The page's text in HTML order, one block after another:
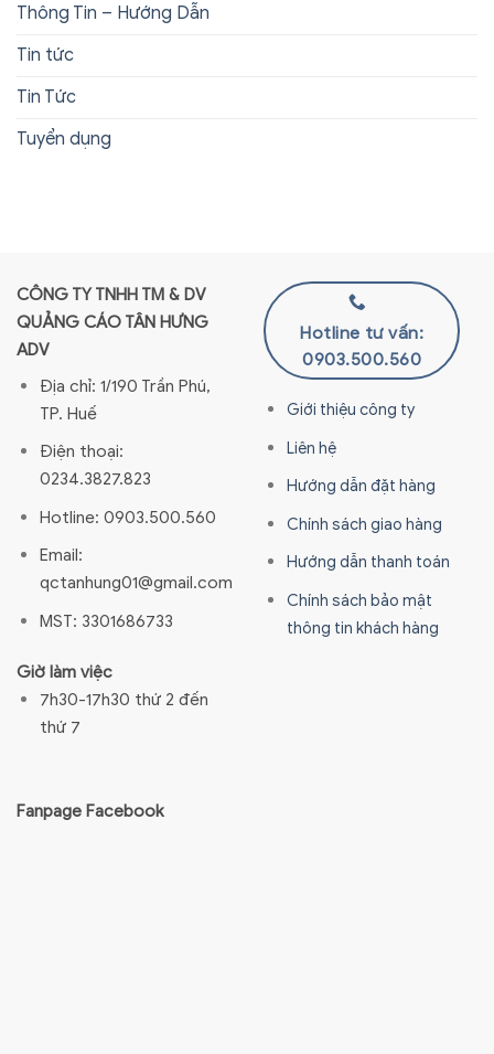
Thông Tin – Hướng Dẫn
Tin tức
Tin Tức
Tuyển dụng
CÔNG TY TNHH TM & DV
QUẢNG CÁO TÂN HƯNG
ADV
Địa chỉ: 1/190 Trần Phú,
TP. Huế
Điện thoại:
0234.3827.823
Hotline: 0903.500.560
Email:
qctanhung01@gmail.com
MST: 3301686733
Giờ làm việc
7h30-17h30 thứ 2 đến
thứ 7
Hotline tư vấn:
0903.500.560
Giới thiệu công ty
Liên hệ
Hướng dẫn đặt hàng
Chính sách giao hàng
Hướng dẫn thanh toán
Chính sách bảo mật
thông tin khách hàng
Fanpage Facebook